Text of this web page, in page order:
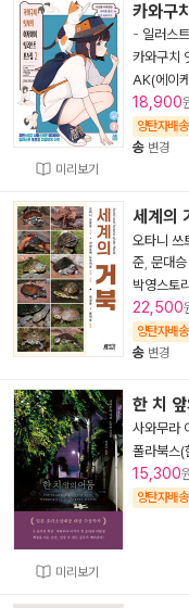
미리보기
카와구
- 일러스
카와구치
AK(에이
18,900
양탄자배송
송 변경
세계의
오타니 쓰
준 문대승
박영스토리
22,500
양탄자배송
송 변경
미리보기
한 치
사와무라
폴라북스(
15,300
양탄자배송